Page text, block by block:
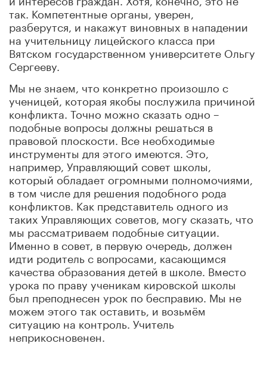
так. Компетентные органы, уверен,
разберутся, и накажут виновных в нападении
на учительницу лицейского класса при
Вятском государственном университете Ольгу
Сергееву.
Мы не знаем, что конкретно произошло с
ученицей, которая якобы послужила причиной
конфликта. Точно можно сказать одно –
подобные вопросы должны решаться в
правовой плоскости. Все необходимые
инструменты для этого имеются. Это,
например, Управляющий совет школы,
который обладает огромными полномочиями,
в том числе для решения подобного рода
конфликтов. Как представитель одного из
таких Управляющих советов, могу сказать, что
мы рассматриваем подобные ситуации.
Именно в совет, в первую очередь, должен
идти родитель с вопросами, касающимся
качества образования детей в школе. Вместо
урока по праву ученикам кировской школы
был преподнесен урок по бесправию. Мы не
можем этого так оставить, и возьмём
ситуацию на контроль. Учитель
неприкосновенен.